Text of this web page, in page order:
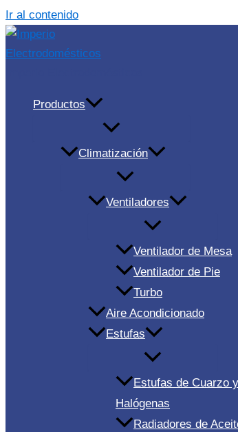
Ir al contenido
Productos
Climatización
Ventiladores
Ventilador de Mesa
Ventilador de Pie
Turbo
Aire Acondicionado
Estufas
Estufas de Cuarzo y
Halógenas
Radiadores de